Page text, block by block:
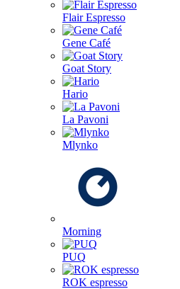
Flair Espresso
Gene Café
Goat Story
Hario
La Pavoni
Mlynko
Morning
PUQ
ROK espresso